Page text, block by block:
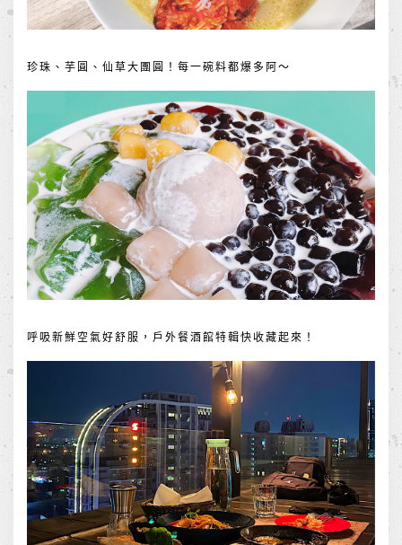
珍珠、芋圓、仙草大團圓！每一碗料都爆多阿～
呼吸新鮮空氣好舒服，戶外餐酒館特輯快收藏起來！